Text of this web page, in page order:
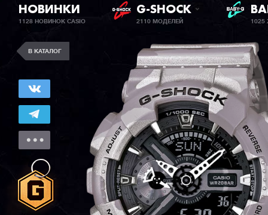
НОВИНКИ
1128 НОВИНОК CASIO
G-SHOCK
2110 МОДЕЛЕЙ
В КАТАЛОГ